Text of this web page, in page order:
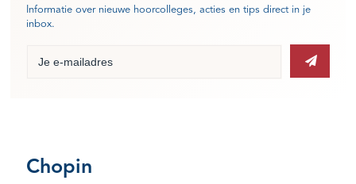
Informatie over nieuwe hoorcolleges, acties en tips direct in je
inbox.
Chopin